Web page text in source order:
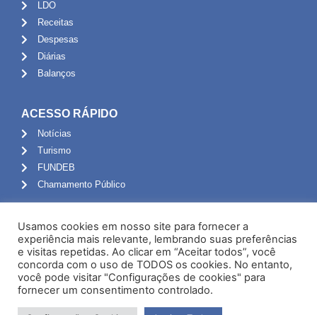
LDO
Receitas
Despesas
Diárias
Balanços
ACESSO RÁPIDO
Notícias
Turismo
FUNDEB
Chamamento Público
Portal do Servidor
Webmail
Administração
Usamos cookies em nosso site para fornecer a
experiência mais relevante, lembrando suas preferências
e visitas repetidas. Ao clicar em “Aceitar todos”, você
concorda com o uso de TODOS os cookies. No entanto,
você pode visitar "Configurações de cookies" para
fornecer um consentimento controlado.